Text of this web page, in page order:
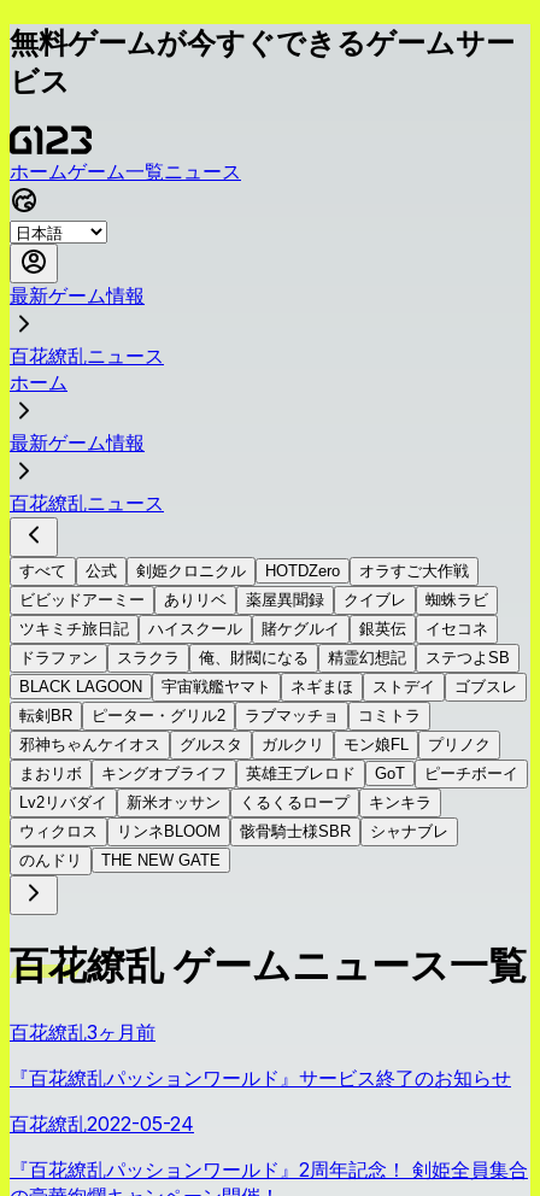
無料ゲームが今すぐできるゲームサー
ビス
ホームゲーム一覧ニュース
最新ゲーム情報
百花繚乱ニュース
ホーム
最新ゲーム情報
百花繚乱ニュース
すべて 公式 剣姫クロニクル HOTDZero
オラすご大作戦
ビビッドアーミー
ありリベ 薬屋異聞録 クイブレ
蜘蛛ラビ
ツキミチ旅日記
ハイスクール 賭ケグルイ 銀英伝
イセコネ
ドラファン
スラクラ 俺、財閥になる 精霊幻想記
ステつよSB
BLACK LAGOON
宇宙戦艦ヤマト ネギまほ ストデイ
ゴブスレ
転剣BR
ピーター・グリル2 ラブマッチョ
コミトラ
邪神ちゃんケイオス
グルスタ ガルクリ モン娘FL
プリノク
まおリボ
キングオブライフ 英雄王ブレロド GoT
ピーチボーイ
Lv2リバダイ
新米オッサン くるくるロープ
キンキラ
ウィクロス
リンネBLOOM 骸骨騎士様SBR
シャナブレ
のんドリ
THE NEW GATE
百花繚乱 ゲームニュース一覧
百花繚乱3ヶ月前
『百花繚乱パッションワールド』サービス終了のお知らせ
百花繚乱2022-05-24
『百花繚乱パッションワールド』2周年記念！ 剣姫全員集合